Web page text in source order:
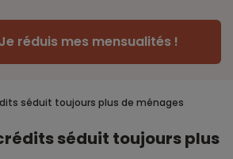
Je réduis mes mensualités !
séduit toujours plus de ménages
séduit toujours plus